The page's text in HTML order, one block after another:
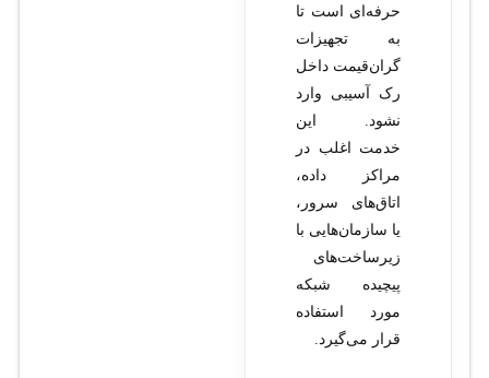
حرفه‌ای است تا
به تجهیزات
گران‌قیمت داخل
رک آسیبی وارد
نشود. این
خدمت اغلب در
مراکز داده،
اتاق‌های سرور،
یا سازمان‌هایی با
زیرساخت‌های
پیچیده شبکه
مورد استفاده
قرار می‌گیرد.